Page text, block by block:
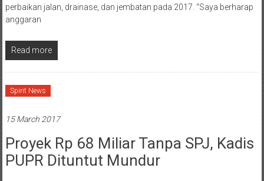
perbaikan jalan, drainase, dan jembatan pada 2017. “Saya berharap
anggaran
Read more
Spirit News
15 March 2017
Proyek Rp 68 Miliar Tanpa SPJ, Kadis
PUPR Dituntut Mundur